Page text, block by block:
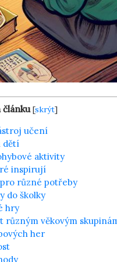
článku [skrýt]
učení
dětí
aktivity
inspirují
různé potřeby
do školky
hry
různým věkovým
her